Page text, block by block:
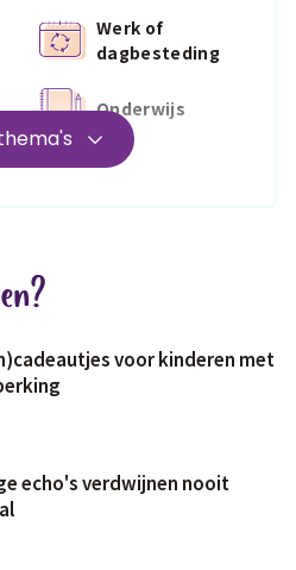
Werk of
dagbesteding
Onderwijs
Wonen
voor kinderen met
echo's verdwijnen nooit